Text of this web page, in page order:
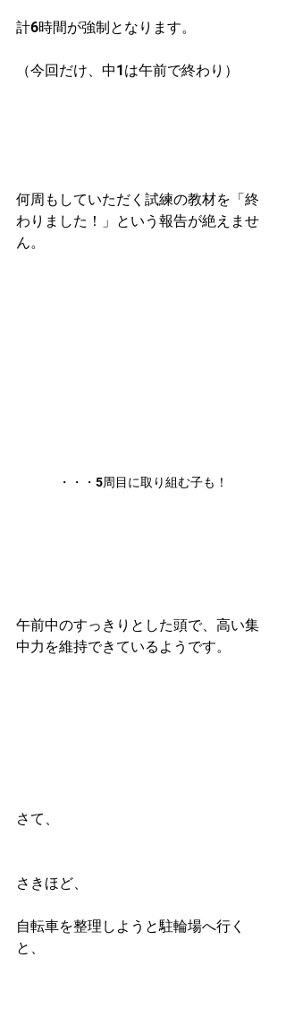
計6時間が強制となります。
（今回だけ、中1は午前で終わり）
何周もしていただく試練の教材を「終
わりました！」という報告が絶えませ
ん。
・・・5周目に取り組む子も！
午前中のすっきりとした頭で、高い集
中力を維持できているようです。
さて、
さきほど、
自転車を整理しようと駐輪場へ行く
と、